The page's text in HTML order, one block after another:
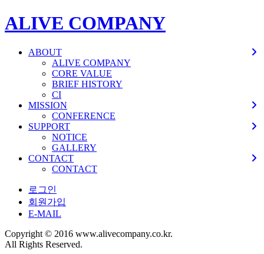
ALIVE COMPANY
ABOUT
ALIVE COMPANY
CORE VALUE
BRIEF HISTORY
CI
MISSION
CONFERENCE
SUPPORT
NOTICE
GALLERY
CONTACT
CONTACT
로그인
회원가입
E-MAIL
Copyright © 2016 www.alivecompany.co.kr.
All Rights Reserved.